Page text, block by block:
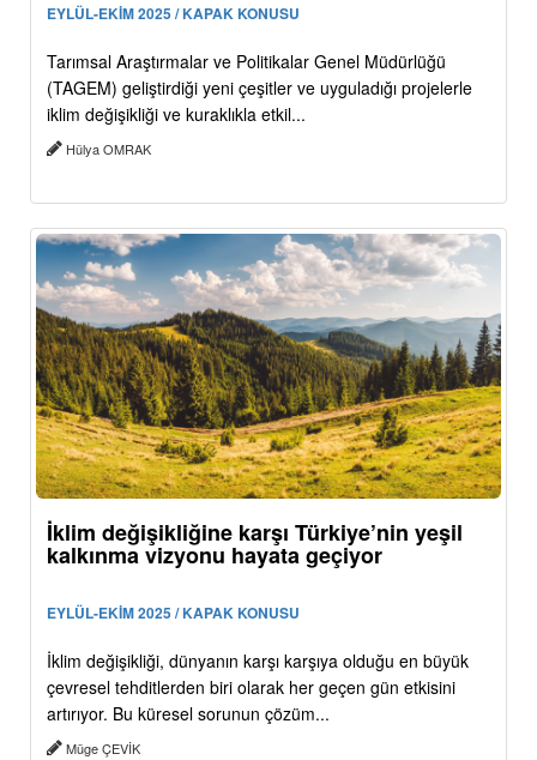
EYLÜL-EKİM 2025 / KAPAK KONUSU
Tarımsal Araştırmalar ve Politikalar Genel Müdürlüğü
(TAGEM) geliştirdiği yeni çeşitler ve uyguladığı projelerle
iklim değişikliği ve kuraklıkla etkil...
Hülya OMRAK
İklim değişikliğine karşı Türkiye’nin yeşil
kalkınma vizyonu hayata geçiyor
EYLÜL-EKİM 2025 / KAPAK KONUSU
İklim değişikliği, dünyanın karşı karşıya olduğu en büyük
çevresel tehditlerden biri olarak her geçen gün etkisini
artırıyor. Bu küresel sorunun çözüm...
Müge ÇEVİK